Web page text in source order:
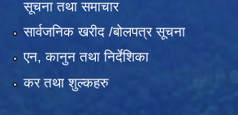
सूचना तथा समाचार
सार्वजनिक खरीद /बोलपत्र सूचना
एन, कानुन तथा निर्देशिका
कर तथा शुल्कहरु